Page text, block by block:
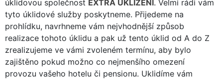
úklidovou společnost EXTRA UKLÍZENÍ. Velmi rádi vám
tyto úklidové služby poskytneme. Přijedeme na
prohlídku, navrhneme vám nejvhodnější způsob
realizace tohoto úklidu a pak už tento úklid od A do Z
zrealizujeme ve vámi zvoleném termínu, aby bylo
zajištěno pokud možno co nejmenšího omezení
provozu vašeho hotelu či pensionu. Uklidíme vám